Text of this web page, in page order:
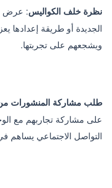
نظرة خلف الكواليس: عرض
الجديدة أو طريقة إعدادها
ويشجعهم على تجربتها.
طلب مشاركة المنشورات من
على مشاركة تجاربهم مع
التواصل الاجتماعي يساهم